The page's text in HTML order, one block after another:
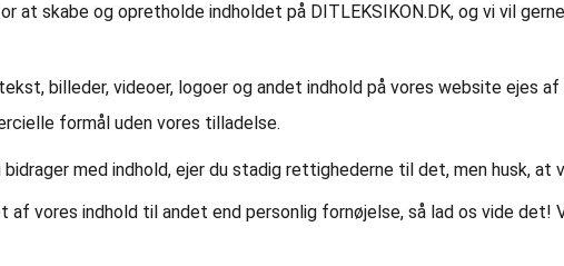
at skabe og opretholde indholdet på DITLEKSIKON.DK, og vi vil
billeder, videoer, logoer og andet indhold på vores website ejes
formål uden vores tilladelse.
bidrager med indhold, ejer du stadig rettighederne til det, men husk,
af vores indhold til andet end personlig fornøjelse, så lad os vide det!